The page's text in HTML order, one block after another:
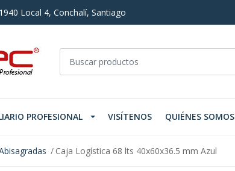
Local 4, Conchalí, Santiago
PROFESIONAL VISÍTENOS QUIÉNES SOMOS
Caja Logística 68 lts 40x60x36.5 mm Azul